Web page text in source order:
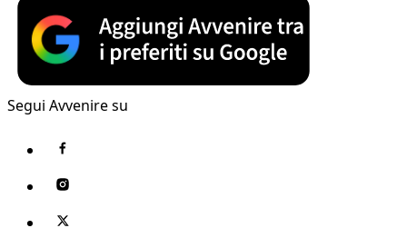
Segui Avvenire su